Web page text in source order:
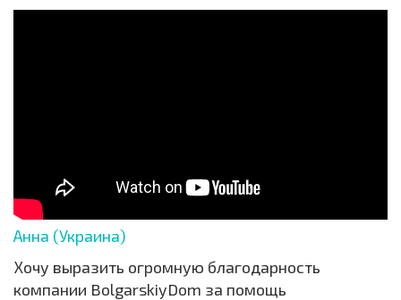
Анна (Украина)
Хочу выразить огромную благодарность
компании BolgarskiyDom за помощь